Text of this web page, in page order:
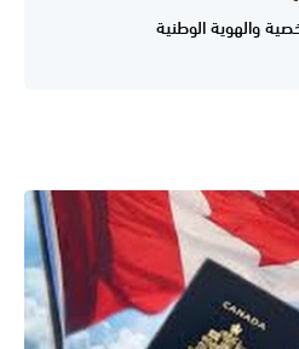
والهوية الوطنية